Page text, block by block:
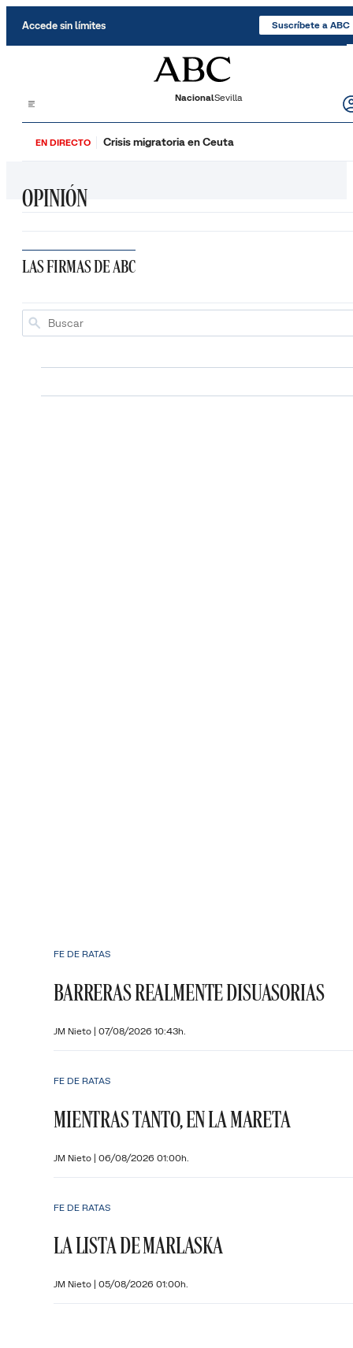
Accede sin límites Suscríbete a ABC
NacionalSevilla
EN DIRECTO Crisis migratoria en Ceuta
OPINIÓN
LAS FIRMAS DE ABC
FE DE RATAS
BARRERAS REALMENTE DISUASORIAS
JM Nieto | 07/08/2026 10:43h.
FE DE RATAS
MIENTRAS TANTO, EN LA MARETA
JM Nieto | 06/08/2026 01:00h.
FE DE RATAS
LA LISTA DE MARLASKA
JM Nieto | 05/08/2026 01:00h.